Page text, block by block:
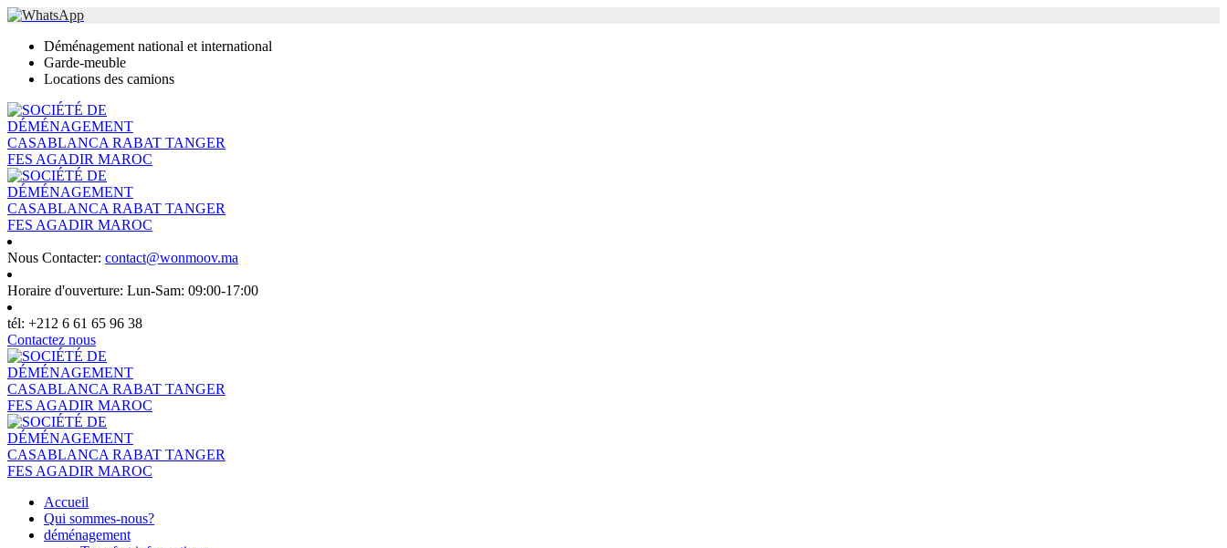
Déménagement national et international
Garde-meuble
Locations des camions
Nous Contacter: contact@wonmoov.ma
Horaire d'ouverture: Lun-Sam: 09:00-17:00
tél: +212 6 61 65 96 38
Contactez nous
Accueil
Qui sommes-nous?
déménagement